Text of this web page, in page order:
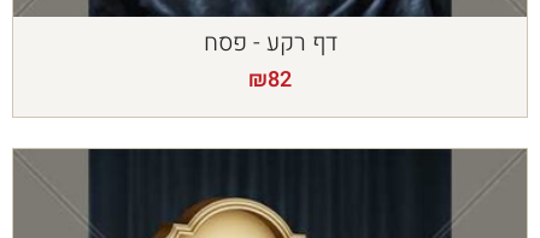
דף רקע - פסח
₪82